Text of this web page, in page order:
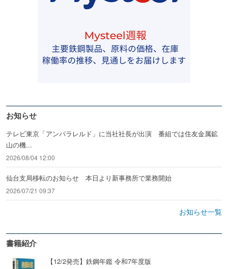
お知らせ
テレビ東京「アンパラレルド」に当社社長が出演 番組では住友金属鉱
山の機...
2026/08/04 12:00
仙台支局移転のお知らせ 本日より新事務所で業務開始
2026/07/21 09:37
お知らせ一覧
書籍紹介
【12/2発売】鉄鋼年鑑 令和7年度版